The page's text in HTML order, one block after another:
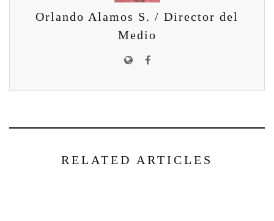
Orlando Alamos S. / Director del
Medio
RELATED ARTICLES